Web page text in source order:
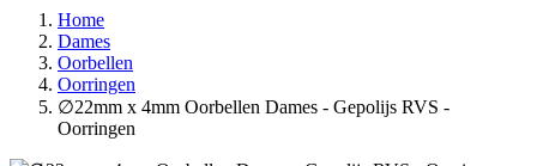
Home
Dames
Oorbellen
Oorringen
∅22mm x 4mm Oorbellen Dames - Gepolijs RVS -
Oorringen